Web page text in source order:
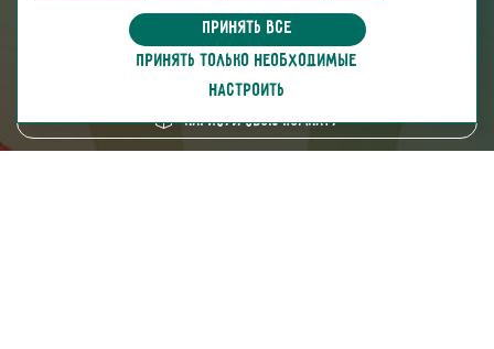
Принять все
ПРИНЯТЬ ТОЛЬКО НЕОБХОДИМЫЕ
НАСТРОИТЬ
информация для покупателей
скачать каталог
Нарисуй свою комнату